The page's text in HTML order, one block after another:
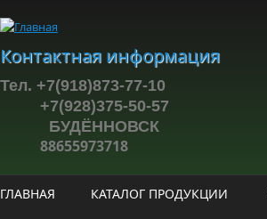
Контактная информация
Тел. +7(918)873-77-10
+7(928)375-50-57
БУДЁННОВСК
88655973718
ГЛАВНАЯ КАТАЛОГ ПРОДУКЦИИ